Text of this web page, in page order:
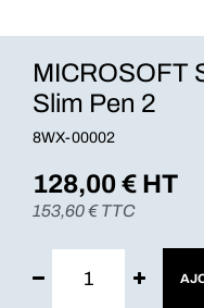
MICROSOFT
Slim Pen 2
8WX-00002
128,00€ HT
153,60€ TTC